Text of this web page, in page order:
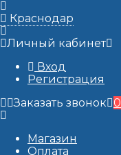
Краснодар
Личный кабинет
Вход
Регистрация
Заказать звонок
0
Магазин
Оплата